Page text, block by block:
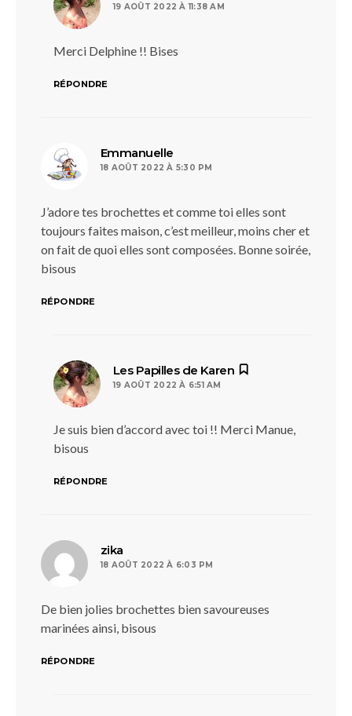
19 AOÛT 2022 À 11:38 AM
Merci Delphine !! Bises
RÉPONDRE
Emmanuelle
18 AOÛT 2022 À 5:30 PM
J’adore tes brochettes et comme toi elles sont
toujours faites maison, c’est meilleur, moins cher et
on fait de quoi elles sont composées. Bonne soirée,
bisous
RÉPONDRE
Les Papilles de Karen
19 AOÛT 2022 À 6:51 AM
Je suis bien d’accord avec toi !! Merci Manue,
bisous
RÉPONDRE
zika
18 AOÛT 2022 À 6:03 PM
De bien jolies brochettes bien savoureuses
marinées ainsi, bisous
RÉPONDRE